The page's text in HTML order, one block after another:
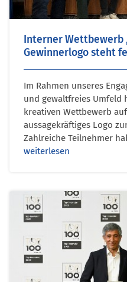
Interner Wettbewerb
Gewinnerlogo steht
Im Rahmen unseres
und gewaltfreies Umfeld
kreativen Wettbewerb
aussagekräftiges Logo
Zahlreiche Teilnehmer
weiterlesen